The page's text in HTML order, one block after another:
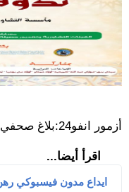
أزمور انفو24:بلاغ صحفي
اقرأ أيضا...
ايداع مدون فيسبوكي